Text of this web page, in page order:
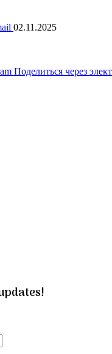
02.11.2025
Поделиться через